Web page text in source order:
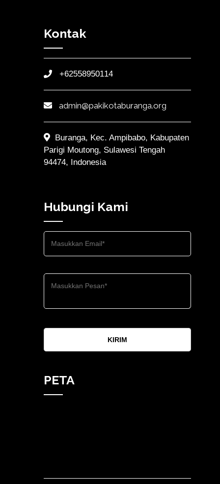
Kontak
+62558950114
admin@pakikotaburanga.org
Buranga, Kec. Ampibabo, Kabupaten
Parigi Moutong, Sulawesi Tengah
94474, Indonesia
Hubungi Kami
KIRIM
PETA